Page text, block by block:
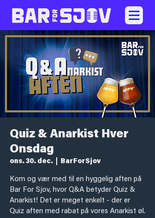
Quiz & Anarkist Hver
Onsdag
ons. 30. dec. BarForSjov
Kom og vær med til en hyggelig aften på
Bar For Sjov, hvor Q&A betyder Quiz &
Anarkist! Det er meget enkelt - der er
Quiz aften med rabat på vores Anarkist øl.